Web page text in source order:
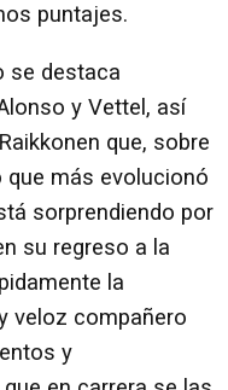
puntajes.
se destaca
y Vettel, así
que, sobre
más evolucionó
sorprendiendo por
su regreso a la
la
veloz compañero
y